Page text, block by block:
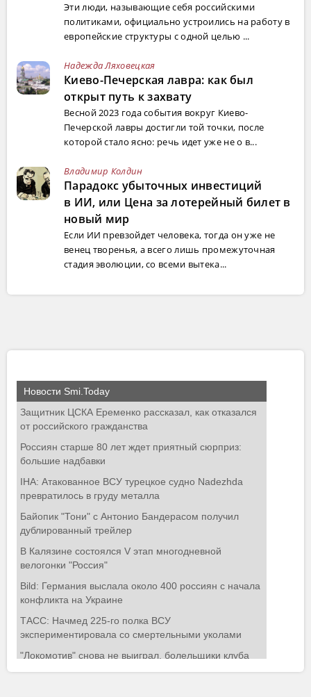
Эти люди, называющие себя российскими
политиками, официально устроились на работу в
европейские структуры с одной целью ...
Надежда Ляховецкая
Киево-Печерская лавра: как был
открыт путь к захвату
Весной 2023 года события вокруг Киево-
Печерской лавры достигли той точки, после
которой стало ясно: речь идет уже не о в...
Владимир Колдин
Парадокс убыточных инвестиций
в ИИ, или Цена за лотерейный билет в
новый мир
Если ИИ превзойдет человека, тогда он уже не
венец творенья, а всего лишь промежуточная
стадия эволюции, со всеми вытека...